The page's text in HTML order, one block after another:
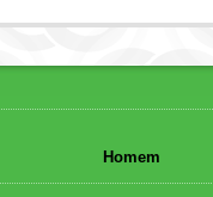
Homem